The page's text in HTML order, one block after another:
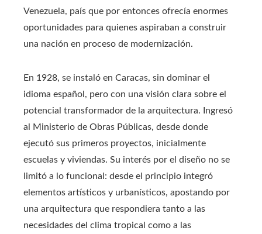
Venezuela, país que por entonces ofrecía enormes
oportunidades para quienes aspiraban a construir
una nación en proceso de modernización.
En 1928, se instaló en Caracas, sin dominar el
idioma español, pero con una visión clara sobre el
potencial transformador de la arquitectura. Ingresó
al Ministerio de Obras Públicas, desde donde
ejecutó sus primeros proyectos, inicialmente
escuelas y viviendas. Su interés por el diseño no se
limitó a lo funcional: desde el principio integró
elementos artísticos y urbanísticos, apostando por
una arquitectura que respondiera tanto a las
necesidades del clima tropical como a las